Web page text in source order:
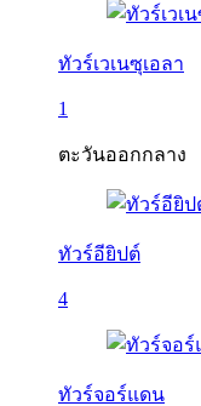
ทัวร์เวเนซุเอลา
1
ตะวันออกกลาง
ทัวร์อียิปต์
4
ทัวร์จอร์แดน